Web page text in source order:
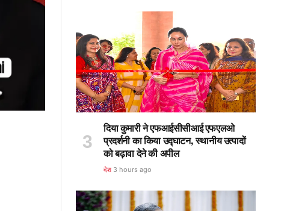
दिया कुमारी ने एफआईसीसीआई एफएलओ
प्रदर्शनी का किया उद्घाटन, स्थानीय उत्पादों
को बढ़ावा देने की अपील
देश 3 hours ago